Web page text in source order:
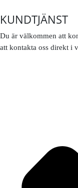
KUNDTJÄNST
Du är välkommen att
att kontakta oss direkt i